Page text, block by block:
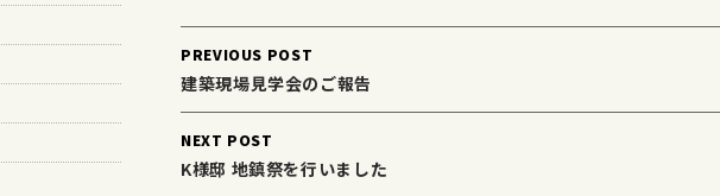
Post
navigation
PREVIOUS POST
建築現場見学会のご報告
NEXT POST
K様邸 地鎮祭を行いました